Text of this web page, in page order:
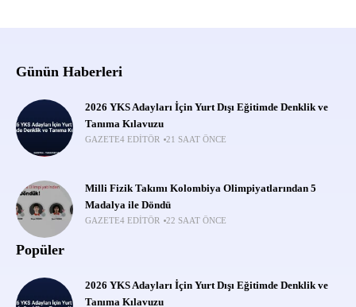
Günün Haberleri
2026 YKS Adayları İçin Yurt Dışı Eğitimde Denklik ve
Tanıma Kılavuzu
GAZETE4 EDITÖR 21 SAAT ÖNCE
Milli Fizik Takımı Kolombiya Olimpiyatlarından 5
Madalya ile Döndü
GAZETE4 EDITÖR 22 SAAT ÖNCE
Popüler
2026 YKS Adayları İçin Yurt Dışı Eğitimde Denklik ve
Tanıma Kılavuzu